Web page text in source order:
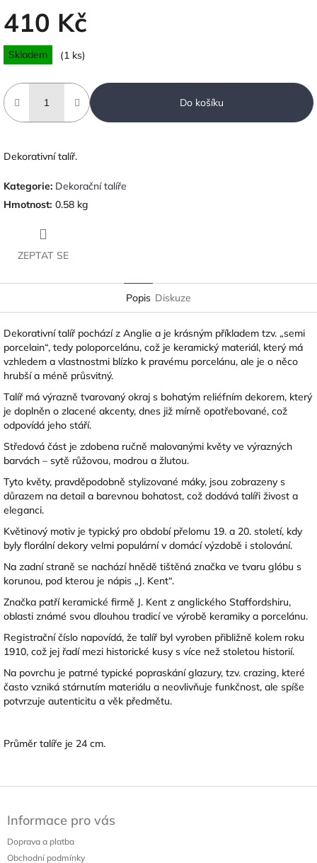
410 Kč
Měrná
cena:
Skladem (1 ks)
Do košíku
Dekorativní talíř.
Kategorie: Dekorační talíře
Hmotnost: 0.58 kg
ZEPTAT SE
Popis Diskuze
Dekorativní talíř pochází z Anglie a je krásným příkladem tzv. „semi
porcelain“, tedy poloporcelánu, což je keramický materiál, který má
vzhledem a vlastnostmi blízko k pravému porcelánu, ale je o něco
hrubší a méně průsvitný.
Talíř má výrazně tvarovaný okraj s bohatým reliéfním dekorem, který
je doplněn o zlacené akcenty, dnes již mírně opotřebované, což
odpovídá jeho stáří.
Středová část je zdobena ručně malovanými květy ve výrazných
barvách – sytě růžovou, modrou a žlutou.
Tyto květy, pravděpodobně stylizované máky, jsou zobrazeny s
důrazem na detail a barevnou bohatost, což dodává talíři živost a
eleganci.
Květinový motiv je typický pro období přelomu 19. a 20. století, kdy
byly florální dekory velmi populární v domácí výzdobě i stolování.
Na zadní straně se nachází hnědě tištěná značka ve tvaru glóbu s
korunou, pod kterou je nápis „J. Kent“.
Značka patří keramické firmě J. Kent z anglického Staffordshiru,
oblasti známé svou dlouhou tradicí ve výrobě keramiky a porcelánu.
Registrační číslo napovídá, že talíř byl vyroben přibližně kolem roku
1910, což jej řadí mezi historické kusy s více než stoletou historií.
Na povrchu je patrné typické popraskání glazury, tzv. crazing, které
často vzniká stárnutím materiálu a neovlivňuje funkčnost, ale spíše
potvrzuje autenticitu a věk předmětu.
Průměr talíře je 24 cm.
Informace pro vás
Doprava a platba
Obchodní podmínky